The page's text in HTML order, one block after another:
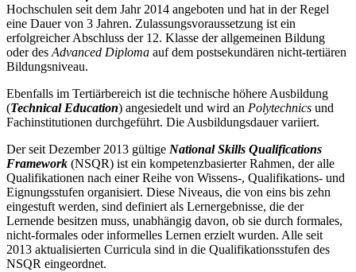
Hochschulen seit dem Jahr 2014 angeboten und hat in der Regel
eine Dauer von 3 Jahren. Zulassungsvoraussetzung ist ein
erfolgreicher Abschluss der 12. Klasse der allgemeinen Bildung
oder des Advanced Diploma auf dem postsekundären nicht-tertiären
Bildungsniveau.
Ebenfalls im Tertiärbereich ist die technische höhere Ausbildung
(Technical Education) angesiedelt und wird an Polytechnics und
Fachinstitutionen durchgeführt. Die Ausbildungsdauer variiert.
Der seit Dezember 2013 gültige National Skills Qualifications
Framework (NSQR) ist ein kompetenzbasierter Rahmen, der alle
Qualifikationen nach einer Reihe von Wissens-, Qualifikations- und
Eignungsstufen organisiert. Diese Niveaus, die von eins bis zehn
eingestuft werden, sind definiert als Lernergebnisse, die der
Lernende besitzen muss, unabhängig davon, ob sie durch formales,
nicht-formales oder informelles Lernen erzielt wurden. Alle seit
2013 aktualisierten Curricula sind in die Qualifikationsstufen des
NSQR eingeordnet.